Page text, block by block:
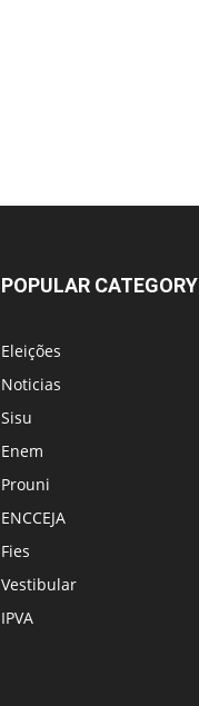
POPULAR CATEGORY
Eleições
Noticias
Sisu
Enem
Prouni
ENCCEJA
Fies
Vestibular
IPVA